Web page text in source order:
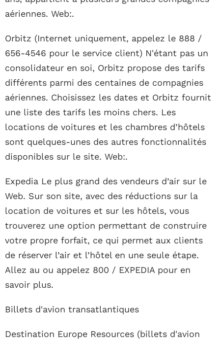
aériennes. Web:.
Orbitz (Internet uniquement, appelez le 888 /
656-4546 pour le service client) N'étant pas un
consolidateur en soi, Orbitz propose des tarifs
différents parmi des centaines de compagnies
aériennes. Choisissez les dates et Orbitz fournit
une liste des tarifs les moins chers. Les
locations de voitures et les chambres d’hôtels
sont quelques-unes des autres fonctionnalités
disponibles sur le site. Web:.
Expedia Le plus grand des vendeurs d’air sur le
Web. Sur son site, avec des réductions sur la
location de voitures et sur les hôtels, vous
trouverez une option permettant de construire
votre propre forfait, ce qui permet aux clients
de réserver l’air et l’hôtel en une seule étape.
Allez au ou appelez 800 / EXPEDIA pour en
savoir plus.
Billets d'avion transatlantiques
Destination Europe Resources (billets d'avion